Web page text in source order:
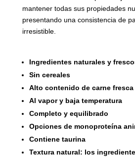
mantener todas sus propiedades
presentando una consistencia de
irresistible.
Ingredientes naturales y
Sin cereales
Alto contenido de carne fresca
Al vapor y baja temperatura
Completo y equilibrado
Opciones de monoproteína
Contiene taurina
Textura natural: los